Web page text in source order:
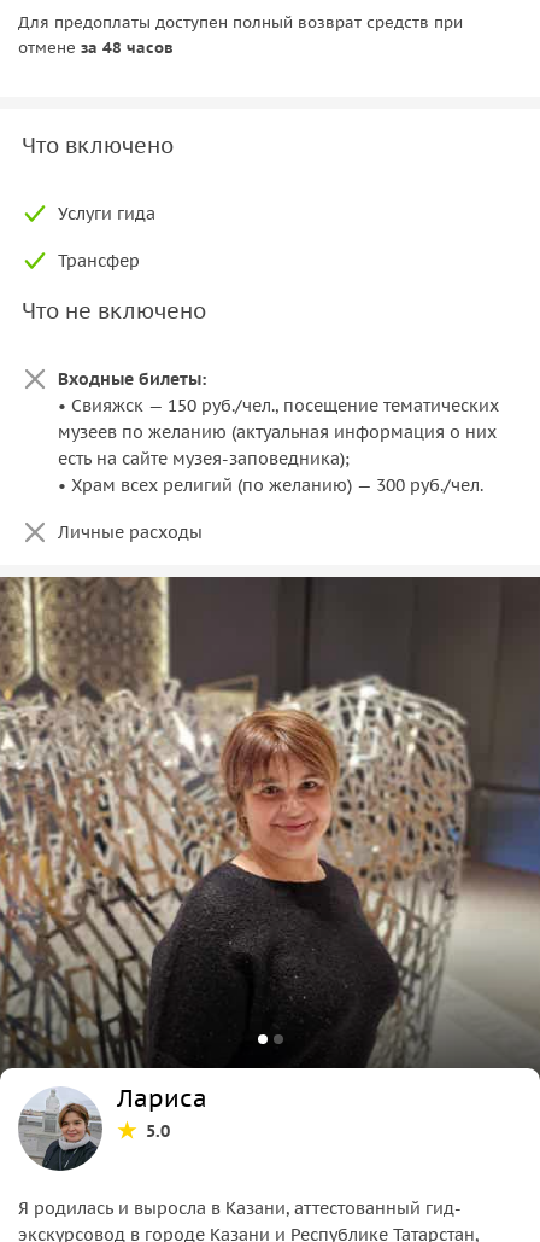
Для предоплаты доступен полный возврат средств при
отмене за 48 часов
Что включено
Услуги гида
Трансфер
Что не включено
Входные билеты:
• Свияжск — 150 руб./чел., посещение тематических
музеев по желанию (актуальная информация о них
есть на сайте музея-заповедника);
• Храм всех религий (по желанию) — 300 руб./чел.
Личные расходы
Лариса
5.0
Я родилась и выросла в Казани, аттестованный гид-
экскурсовод в городе Казани и Республике Татарстан,